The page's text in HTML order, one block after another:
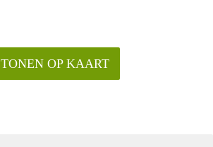
TONEN OP KAART